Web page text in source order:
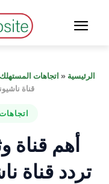
الرئيسية « اتجاهات
قناة
أهم قناة
تردد قناة